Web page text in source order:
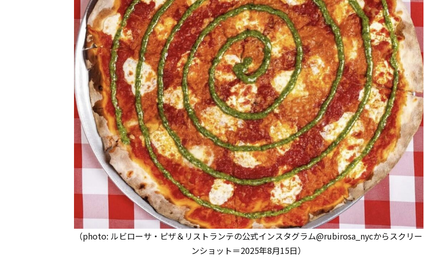
（photo: ルビローサ・ピザ＆リストランテの公式インスタグラム@rubirosa_nycからスクリー
ンショット＝2025年8月15日）